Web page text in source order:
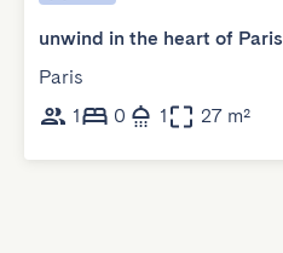
unwind in the heart of Paris
Paris
1
0 1 27 m²